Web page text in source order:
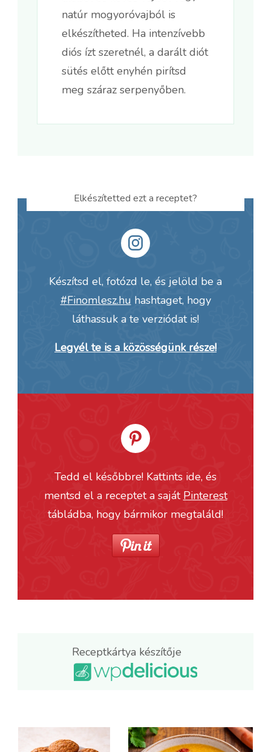
natúr mogyoróvajból is
elkészítheted. Ha intenzívebb
diós ízt szeretnél, a darált diót
sütés előtt enyhén pirítsd
meg száraz serpenyőben.
Elkészítetted ezt a receptet?
Készítsd el, fotózd le, és jelöld be a
#Finomlesz.hu hashtaget, hogy
láthassuk a te verziódat is!
Legyél te is a közösségünk része!
Tedd el későbbre! Kattints ide, és
mentsd el a receptet a saját Pinterest
tábládba, hogy bármikor megtaláld!
Receptkártya készítője